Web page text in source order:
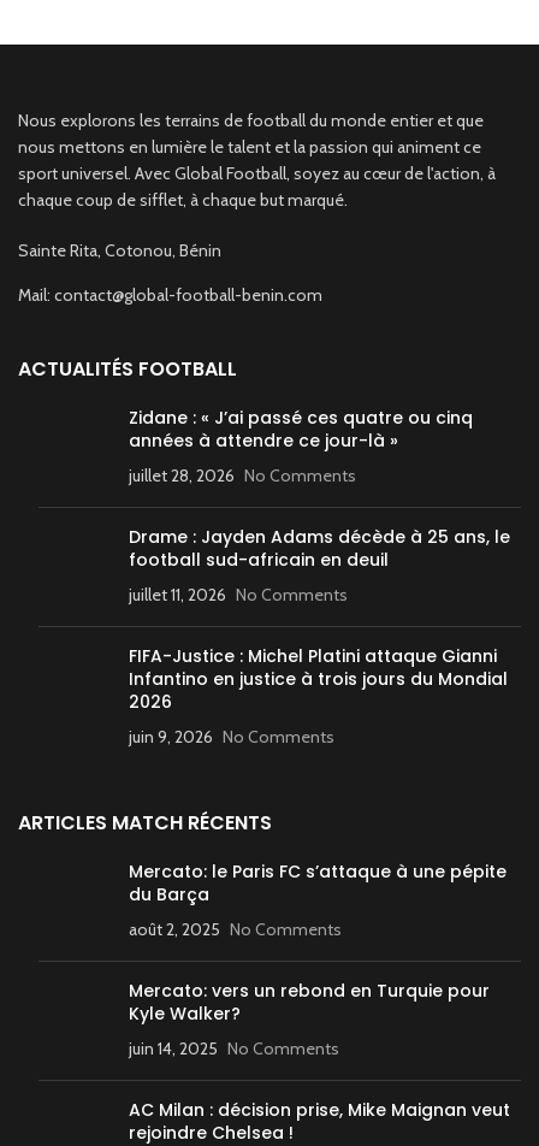
Nous explorons les terrains de football du monde entier et que
nous mettons en lumière le talent et la passion qui animent ce
sport universel. Avec Global Football, soyez au cœur de l'action, à
chaque coup de sifflet, à chaque but marqué.
Sainte Rita, Cotonou, Bénin
Mail: contact@global-football-benin.com
ACTUALITÉS FOOTBALL
Zidane : « J’ai passé ces quatre ou cinq
années à attendre ce jour-là »
juillet 28, 2026 No Comments
Drame : Jayden Adams décède à 25 ans, le
football sud-africain en deuil
juillet 11, 2026 No Comments
FIFA-Justice : Michel Platini attaque Gianni
Infantino en justice à trois jours du Mondial
2026
juin 9, 2026 No Comments
ARTICLES MATCH RÉCENTS
Mercato: le Paris FC s’attaque à une pépite
du Barça
août 2, 2025 No Comments
Mercato: vers un rebond en Turquie pour
Kyle Walker?
juin 14, 2025 No Comments
AC Milan : décision prise, Mike Maignan veut
rejoindre Chelsea !